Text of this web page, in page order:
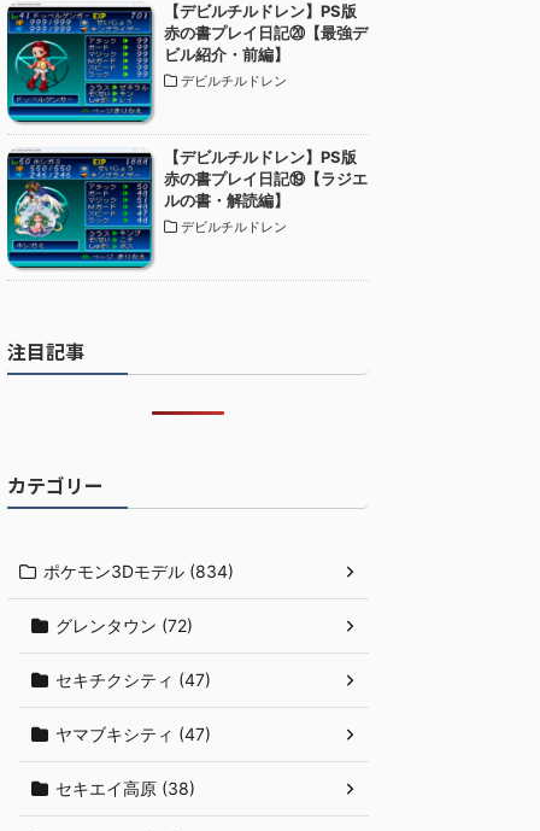
【デビルチルドレン】PS版
赤の書プレイ日記⑳【最強デ
ビル紹介・前編】
デビルチルドレン
【デビルチルドレン】PS版
赤の書プレイ日記⑲【ラジエ
ルの書・解読編】
デビルチルドレン
注目記事
カテゴリー
ポケモン3Dモデル (834)
グレンタウン (72)
セキチクシティ (47)
ヤマブキシティ (47)
セキエイ高原 (38)